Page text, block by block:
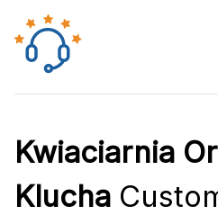
Kwiaciarnia
Klucha